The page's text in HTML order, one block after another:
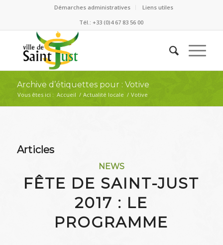
Démarches administratives
Liens utiles
Tél.: +33 (0)4 67 83 56 00
Archive d’étiquettes pour : Votive
Vous êtes ici : Accueil / Actualité locale / Votive
Articles
NEWS
FÊTE DE SAINT-JUST
2017 : LE
PROGRAMME